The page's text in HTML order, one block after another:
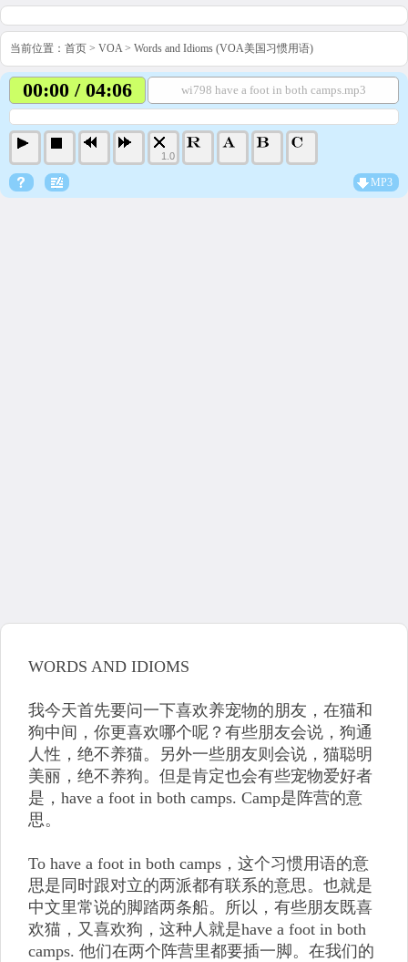
当前位置： 首页 > VOA> Words and Idioms (VOA美国习惯用语)
00:00 / 04:06 wi798 have a foot in both camps.mp3
1.0
MP3
WORDS AND IDIOMS
我今天首先要问一下喜欢养宠物的朋友，在猫和
狗中间，你更喜欢哪个呢？有些朋友会说，狗通
人性，绝不养猫。另外一些朋友则会说，猫聪明
美丽，绝不养狗。但是肯定也会有些宠物爱好者
是，have a foot in both camps. Camp是阵营的意
思。
To have a foot in both camps，这个习惯用语的意
思是同时跟对立的两派都有联系的意思。也就是
中文里常说的脚踏两条船。所以，有些朋友既喜
欢猫，又喜欢狗，这种人就是have a foot in both
camps. 他们在两个阵营里都要插一脚。在我们的